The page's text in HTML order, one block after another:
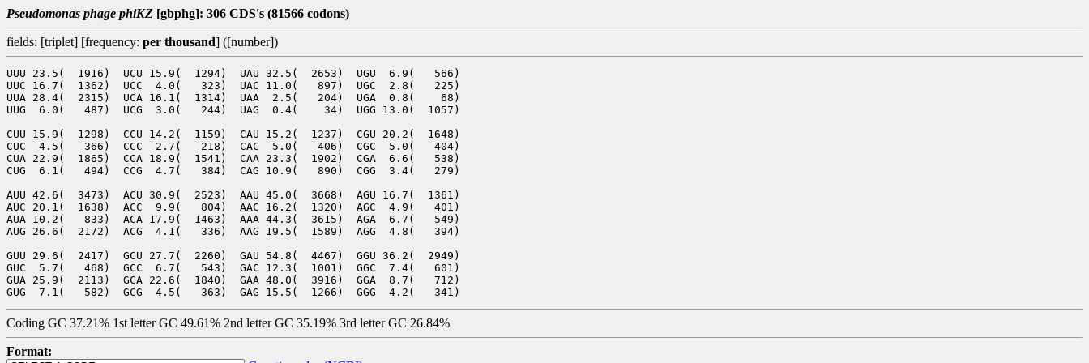
Pseudomonas phage phiKZ [gbphg]: 306 CDS's (81566 codons)
fields: [triplet] [frequency: per thousand] ([number])
UUU 23.5(  1916)  UCU 15.9(  1294)  UAU 32.5(  2653)  UGU  6.9(   566)
UUC 16.7(  1362)  UCC  4.0(   323)  UAC 11.0(   897)  UGC  2.8(   225)
UUA 28.4(  2315)  UCA 16.1(  1314)  UAA  2.5(   204)  UGA  0.8(    68)
UUG  6.0(   487)  UCG  3.0(   244)  UAG  0.4(    34)  UGG 13.0(  1057)
CUU 15.9(  1298)  CCU 14.2(  1159)  CAU 15.2(  1237)  CGU 20.2(  1648)
CUC  4.5(   366)  CCC  2.7(   218)  CAC  5.0(   406)  CGC  5.0(   404)
CUA 22.9(  1865)  CCA 18.9(  1541)  CAA 23.3(  1902)  CGA  6.6(   538)
CUG  6.1(   494)  CCG  4.7(   384)  CAG 10.9(   890)  CGG  3.4(   279)
AUU 42.6(  3473)  ACU 30.9(  2523)  AAU 45.0(  3668)  AGU 16.7(  1361)
AUC 20.1(  1638)  ACC  9.9(   804)  AAC 16.2(  1320)  AGC  4.9(   401)
AUA 10.2(   833)  ACA 17.9(  1463)  AAA 44.3(  3615)  AGA  6.7(   549)
AUG 26.6(  2172)  ACG  4.1(   336)  AAG 19.5(  1589)  AGG  4.8(   394)
GUU 29.6(  2417)  GCU 27.7(  2260)  GAU 54.8(  4467)  GGU 36.2(  2949)
GUC  5.7(   468)  GCC  6.7(   543)  GAC 12.3(  1001)  GGC  7.4(   601)
GUA 25.9(  2113)  GCA 22.6(  1840)  GAA 48.0(  3916)  GGA  8.7(   712)
Coding GC 37.21% 1st letter GC 49.61% 2nd letter GC 35.19% 3rd letter GC 26.84%
Format: